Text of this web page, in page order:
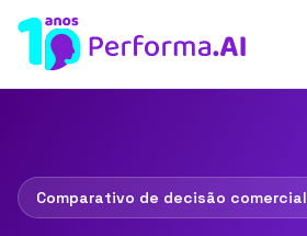
Comparativo de decisão comercial